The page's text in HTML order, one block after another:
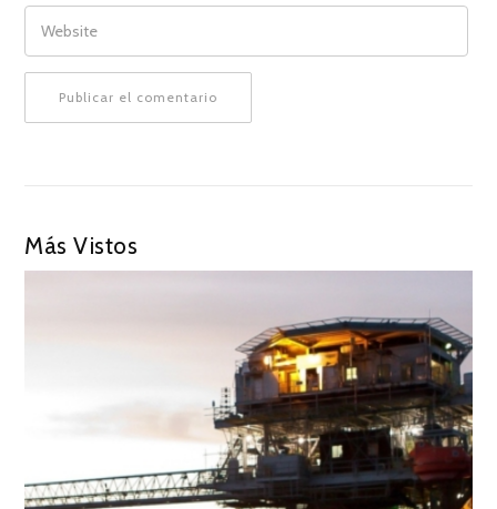
WEBSITE
Más Vistos